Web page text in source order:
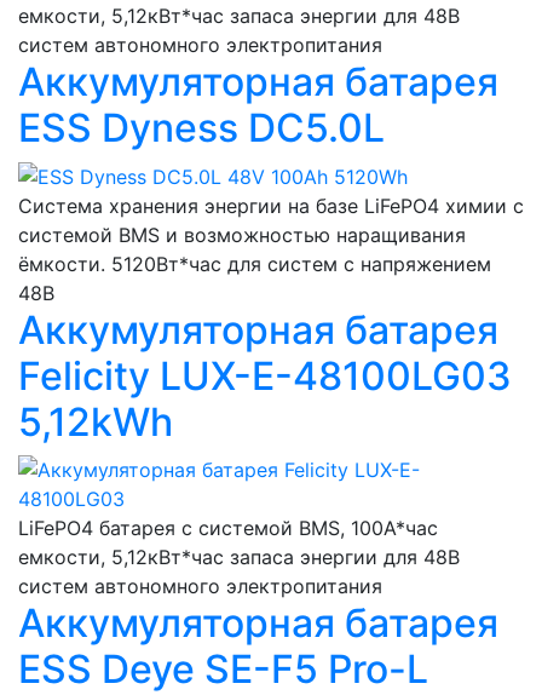
емкости, 5,12кВт*час запаса энергии для 48В
систем автономного электропитания
Аккумуляторная батарея
ESS Dyness DC5.0L
Система хранения энергии на базе LiFePO4 химии с
системой BMS и возможностью наращивания
ёмкости. 5120Вт*час для систем с напряжением
48В
Аккумуляторная батарея
Felicity LUX-E-48100LG03
5,12kWh
LiFePO4 батарея с системой BMS, 100А*час
емкости, 5,12кВт*час запаса энергии для 48В
систем автономного электропитания
Аккумуляторная батарея
ESS Deye SE-F5 Pro-L